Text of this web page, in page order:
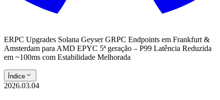
ERPC Upgrades Solana Geyser GRPC Endpoints em Frankfurt &
Amsterdam para AMD EPYC 5ª geração – P99 Latência Reduzida
em ~100ms com Estabilidade Melhorada
Índice
2026.03.04